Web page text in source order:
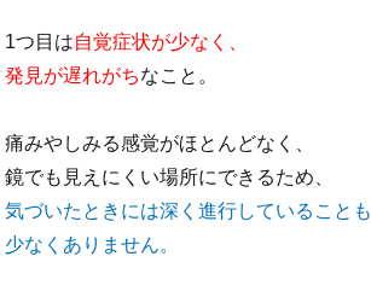
1つ目は自覚症状が少なく、
発見が遅れがちなこと。
痛みやしみる感覚がほとんどなく、
鏡でも見えにくい場所にできるため、
気づいたときには深く進行していることも
少なくありません。